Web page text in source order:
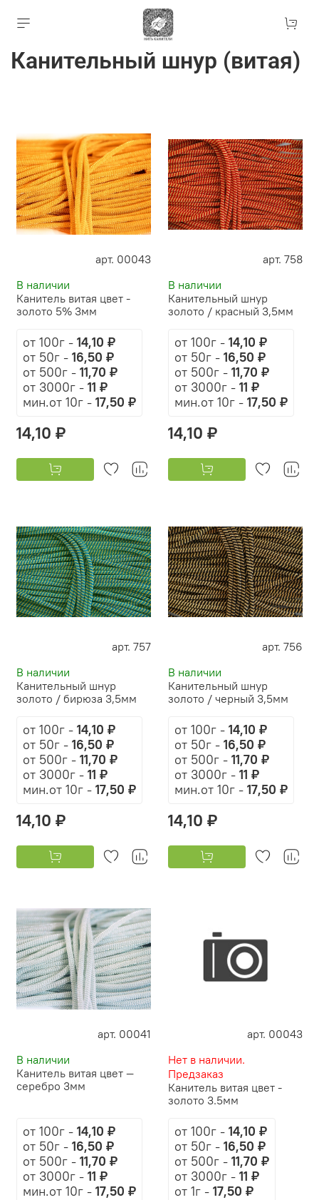
Канительный шнур (витая)
арт. 00043
В наличии
Канитель витая цвет -
золото 5% 3мм
от 100г - 14,10 ₽
от 50г - 16,50 ₽
от 500г - 11,70 ₽
от 3000г - 11 ₽
мин.от 10г - 17,50 ₽
14,10 ₽
арт. 758
В наличии
Канительный шнур
золото / красный 3,5мм
от 100г - 14,10 ₽
от 50г - 16,50 ₽
от 500г - 11,70 ₽
от 3000г - 11 ₽
мин.от 10г - 17,50 ₽
14,10 ₽
арт. 757
В наличии
Канительный шнур
золото / бирюза 3,5мм
от 100г - 14,10 ₽
от 50г - 16,50 ₽
от 500г - 11,70 ₽
от 3000г - 11 ₽
мин.от 10г - 17,50 ₽
14,10 ₽
арт. 756
В наличии
Канительный шнур
золото / черный 3,5мм
от 100г - 14,10 ₽
от 50г - 16,50 ₽
от 500г - 11,70 ₽
от 3000г - 11 ₽
мин.от 10г - 17,50 ₽
14,10 ₽
арт. 00041
В наличии
Канитель витая цвет —
серебро 3мм
от 100г - 14,10 ₽
от 50г - 16,50 ₽
от 500г - 11,70 ₽
от 3000г - 11 ₽
мин.от 10г - 17,50 ₽
арт. 00043
Нет в наличии.
Предзаказ
Канитель витая цвет -
золото 3.5мм
от 100г - 14,10 ₽
от 50г - 16,50 ₽
от 500г - 11,70 ₽
от 3000г - 11 ₽
от 1г - 17,50 ₽